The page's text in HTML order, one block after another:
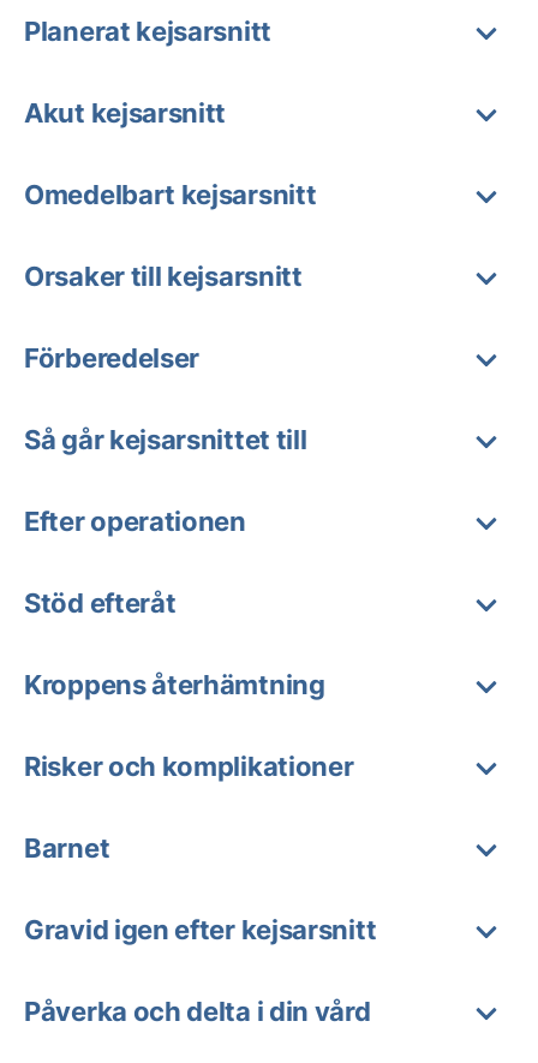
Planerat kejsarsnitt
Akut kejsarsnitt
Omedelbart kejsarsnitt
Orsaker till kejsarsnitt
Förberedelser
Så går kejsarsnittet till
Efter operationen
Stöd efteråt
Kroppens återhämtning
Risker och komplikationer
Barnet
Gravid igen efter kejsarsnitt
Påverka och delta i din vård